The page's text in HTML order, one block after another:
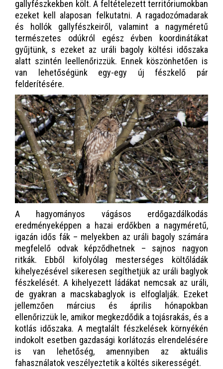
gallyfészkekben költ. A feltételezett territóriumokban
ezeket kell alaposan felkutatni. A ragadozómadarak
és hollók gallyfészkeiről, valamint a nagyméretű
természetes odúkról egész évben koordinátákat
gyűjtünk, s ezeket az uráli bagoly költési időszaka
alatt szintén leellenőrizzük. Ennek köszönhetően is
van lehetőségünk egy-egy új fészkelő pár
felderítésére.
A hagyományos vágásos erdőgazdálkodás
eredményeképpen a hazai erdőkben a nagyméretű,
igazán idős fák – melyekben az uráli bagoly számára
megfelelő odvak képződhetnek – sajnos nagyon
ritkák. Ebből kifolyólag mesterséges költőládák
kihelyezésével sikeresen segíthetjük az uráli baglyok
fészkelését. A kihelyezett ládákat nemcsak az uráli,
de gyakran a macskabaglyok is elfoglalják. Ezeket
jellemzően március és április hónapokban
ellenőrizzük le, amikor megkezdődik a tojásrakás, és a
kotlás időszaka. A megtalált fészkelések környékén
indokolt esetben gazdasági korlátozás elrendelésére
is van lehetőség, amennyiben az aktuális
fahasználatok veszélyeztetik a költés sikerességét.